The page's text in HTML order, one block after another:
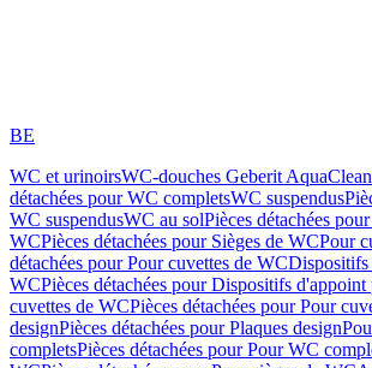
BE
WC et urinoirsWC-douches Geberit AquaClean
détachées pour WC completsWC suspendus
WC suspendusWC au solPièces détachées
WCPièces détachées pour Sièges de WCPour
détachées pour Pour cuvettes de WC
WCPièces détachées pour Dispositifs
cuvettes de WCPièces détachées pour Pour
designPièces détachées pour Plaques design
completsPièces détachées pour Pour WC